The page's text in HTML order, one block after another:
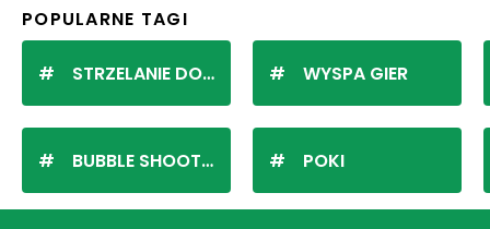
POPULARNE TAGI
STRZELANIE DO KULEK
BUBBLE SHOOTER
WYSPA GIER
POKI